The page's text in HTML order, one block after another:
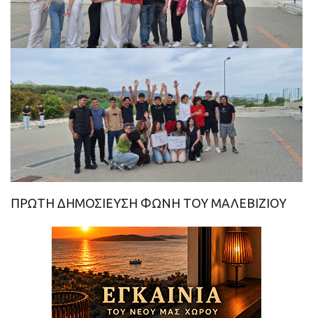
ΠΡΩΤΗ ΔΗΜΟΣΙΕΥΣΗ ΦΩΝΗ ΤΟΥ ΜΑΛΕΒΙΖΙΟΥ